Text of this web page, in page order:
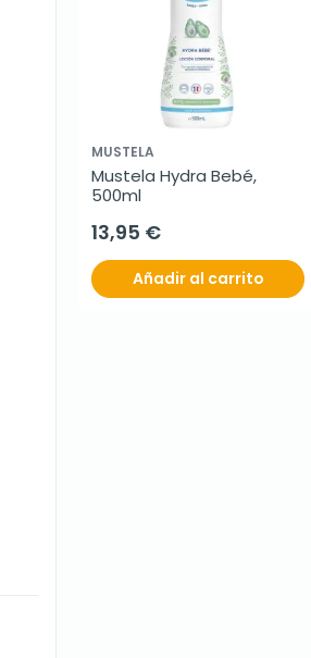
MUSTELA
Mustela Hydra Bebé,
500ml
13,95 €
Añadir al carrito